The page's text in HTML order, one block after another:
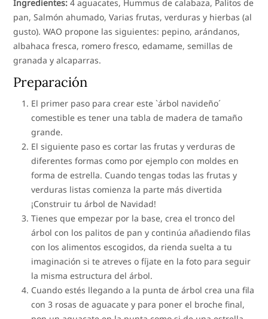
Ingredientes: 4 aguacates, Hummus de calabaza, Palitos de
pan, Salmón ahumado, Varias frutas, verduras y hierbas (al
gusto). WAO propone las siguientes: pepino, arándanos,
albahaca fresca, romero fresco, edamame, semillas de
granada y alcaparras.
Preparación
El primer paso para crear este `árbol navideño´
comestible es tener una tabla de madera de tamaño
grande.
El siguiente paso es cortar las frutas y verduras de
diferentes formas como por ejemplo con moldes en
forma de estrella. Cuando tengas todas las frutas y
verduras listas comienza la parte más divertida
¡Construir tu árbol de Navidad!
Tienes que empezar por la base, crea el tronco del
árbol con los palitos de pan y continúa añadiendo filas
con los alimentos escogidos, da rienda suelta a tu
imaginación si te atreves o fíjate en la foto para seguir
la misma estructura del árbol.
Cuando estés llegando a la punta de árbol crea una fila
con 3 rosas de aguacate y para poner el broche final,